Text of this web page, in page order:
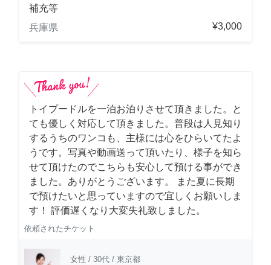
補充等
兵庫県
¥3,000
トイプードルを一泊お泊りさせて頂きました。と
ても優しく対応して頂きました。普段は人見知り
するうちのワンコも、主様には心をひらいてたよ
うです。写真や動画送って頂いたり、様子を知ら
せて頂けたのでこちらも安心して預ける事ができ
ました。ありがとうございます。 また夏に長期
で預けたいと思っていますので宜しくお願いしま
す！ 評価遅くなり大変失礼致しました。
依頼されたチケット
女性 / 30代 / 東京都